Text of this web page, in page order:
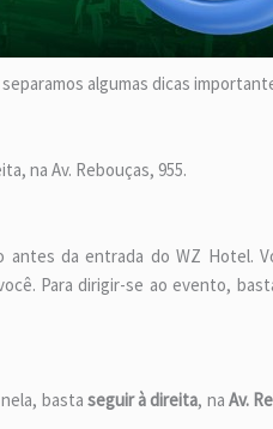
separamos algumas dicas
na Av. Rebouças, 955.
antes da entrada do WZ Hotel.
Para dirigir-se ao evento,
basta seguir à direita, na Av.